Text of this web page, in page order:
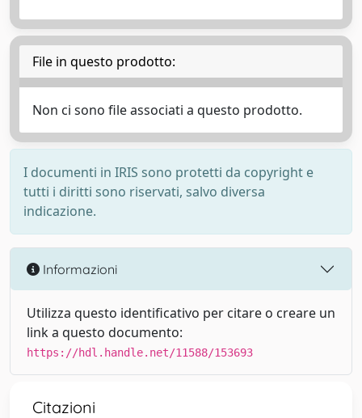
File in questo prodotto:
Non ci sono file associati a questo prodotto.
I documenti in IRIS sono protetti da copyright e
tutti i diritti sono riservati, salvo diversa
indicazione.
Informazioni
Utilizza questo identificativo per citare o creare un
link a questo documento:
https://hdl.handle.net/11588/153693
Citazioni